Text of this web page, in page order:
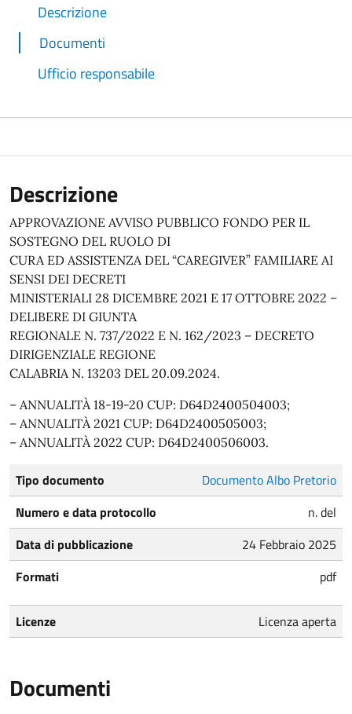
Descrizione
Documenti
Ufficio responsabile
Descrizione
APPROVAZIONE AVVISO PUBBLICO FONDO PER IL
SOSTEGNO DEL RUOLO DI
CURA ED ASSISTENZA DEL “CAREGIVER” FAMILIARE AI
SENSI DEI DECRETI
MINISTERIALI 28 DICEMBRE 2021 E 17 OTTOBRE 2022 –
DELIBERE DI GIUNTA
REGIONALE N. 737/2022 E N. 162/2023 – DECRETO
DIRIGENZIALE REGIONE
CALABRIA N. 13203 DEL 20.09.2024.
– ANNUALITÀ 18-19-20 CUP: D64D2400504003;
– ANNUALITÀ 2021 CUP: D64D2400505003;
– ANNUALITÀ 2022 CUP: D64D2400506003.
Tipo documento
Documento Albo Pretorio
Numero e data protocollo
n. del
Data di pubblicazione
24 Febbraio 2025
Formati
pdf
Licenze Licenza aperta
Documenti